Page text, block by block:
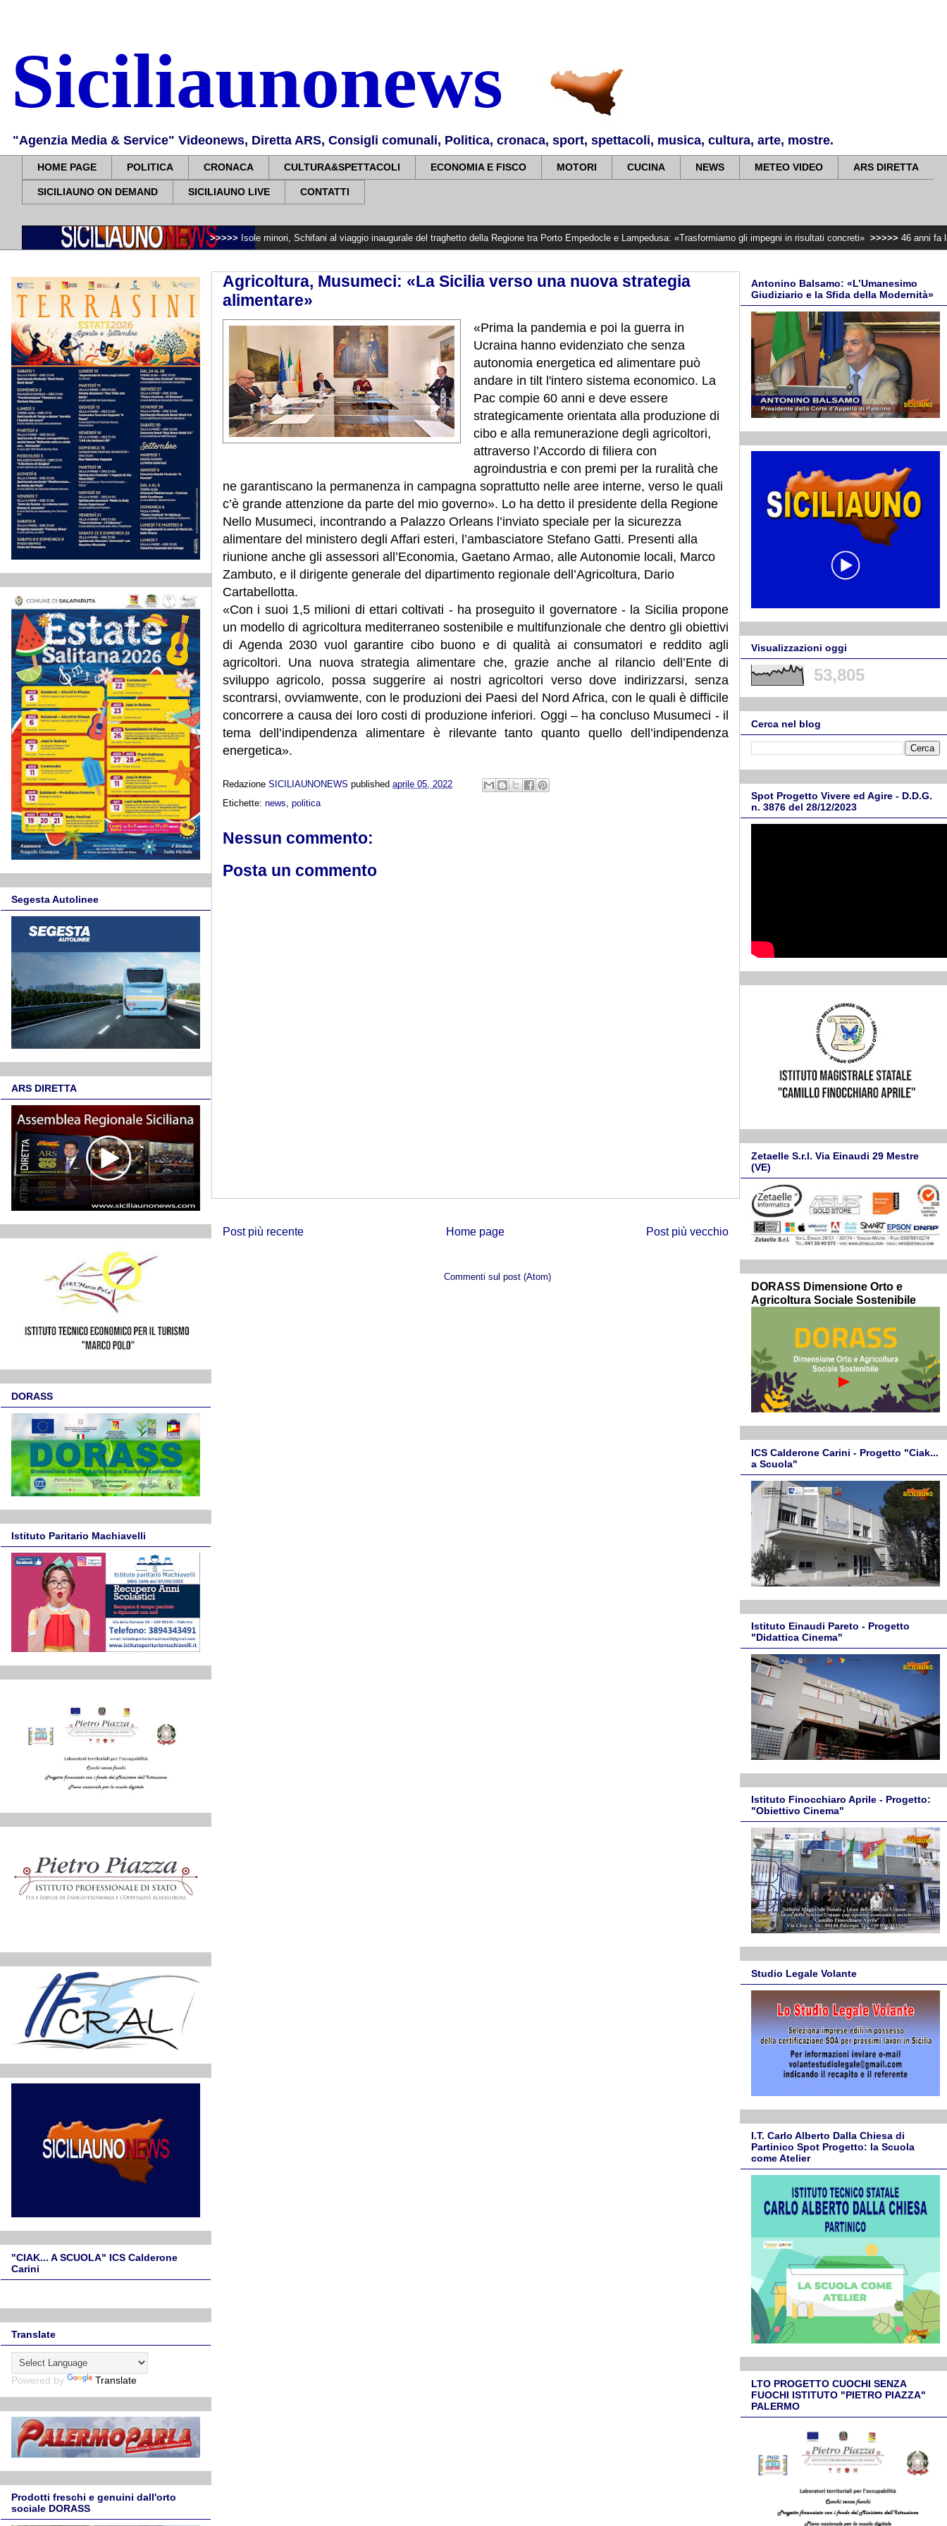
Siciliaunonews
"Agenzia Media & Service" Videonews, Diretta ARS, Consigli comunali, Politica, cronaca, sport, spettacoli, musica, cultura, arte, mostre.
HOME PAGE POLITICA CRONACA CULTURA&SPETTACOLI ECONOMIA E FISCO MOTORI CUCINA NEWS METEO VIDEO ARS DIRETTA
SICILIAUNO ON DEMAND SICILIAUNO LIVE CONTATTI
>>>>> Isole minori, Schifani al viaggio inaugurale del traghetto della Regione tra Porto Empedocle e Lampedusa: «Trasformiamo gli impegni in risultati concreti» >>>>> 46 anni fa la mafia
Agricoltura, Musumeci: «La Sicilia verso una nuova strategia
alimentare»
«Prima la pandemia e poi la guerra in
Ucraina hanno evidenziato che senza
autonomia energetica ed alimentare può
andare in tilt l'intero sistema economico. La
Pac compie 60 anni e deve essere
strategicamente orientata alla produzione di
cibo e alla remunerazione degli agricoltori,
attraverso l’Accordo di filiera con
agroindustria e con premi per la ruralità che
ne garantiscano la permanenza in campagna soprattutto nelle aree interne, verso le quali
c’è grande attenzione da parte del mio governo». Lo ha detto il presidente della Regione
Nello Musumeci, incontrando a Palazzo Orleans l’inviato speciale per la sicurezza
alimentare del ministero degli Affari esteri, l’ambasciatore Stefano Gatti. Presenti alla
riunione anche gli assessori all’Economia, Gaetano Armao, alle Autonomie locali, Marco
Zambuto, e il dirigente generale del dipartimento regionale dell’Agricoltura, Dario
Cartabellotta.
«Con i suoi 1,5 milioni di ettari coltivati - ha proseguito il governatore - la Sicilia propone
un modello di agricoltura mediterraneo sostenibile e multifunzionale che dentro gli obiettivi
di Agenda 2030 vuol garantire cibo buono e di qualità ai consumatori e reddito agli
agricoltori. Una nuova strategia alimentare che, grazie anche al rilancio dell’Ente di
sviluppo agricolo, possa suggerire ai nostri agricoltori verso dove indirizzarsi, senza
scontrarsi, ovviamwente, con le produzioni dei Paesi del Nord Africa, con le quali è difficile
concorrere a causa dei loro costi di produzione inferiori. Oggi – ha concluso Musumeci - il
tema dell’indipendenza alimentare è rilevante tanto quanto quello dell’indipendenza
energetica».
Redazione SICILIAUNONEWS published aprile 05, 2022
Etichette: news politica
Nessun commento:
Posta un commento
Post più recente Post più vecchio
Home page
Commenti sul post (Atom)
Segesta Autolinee
ARS DIRETTA
DORASS
Istituto Paritario Machiavelli
"CIAK... A SCUOLA" ICS Calderone
Carini
Translate
Powered by Translate
Prodotti freschi e genuini dall'orto
sociale DORASS
Antonino Balsamo: «L’Umanesimo
Giudiziario e la Sfida della Modernità»
Visualizzazioni oggi
53,805
Cerca nel blog
Spot Progetto Vivere ed Agire - D.D.G.
n. 3876 del 28/12/2023
Zetaelle S.r.l. Via Einaudi 29 Mestre
(VE)
DORASS Dimensione Orto e
Agricoltura Sociale Sostenibile
ICS Calderone Carini - Progetto "Ciak...
a Scuola"
Istituto Einaudi Pareto - Progetto
"Didattica Cinema"
Istituto Finocchiaro Aprile - Progetto:
"Obiettivo Cinema"
Studio Legale Volante
I.T. Carlo Alberto Dalla Chiesa di
Partinico Spot Progetto: la Scuola
come Atelier
LTO PROGETTO CUOCHI SENZA
FUOCHI ISTITUTO "PIETRO PIAZZA"
PALERMO